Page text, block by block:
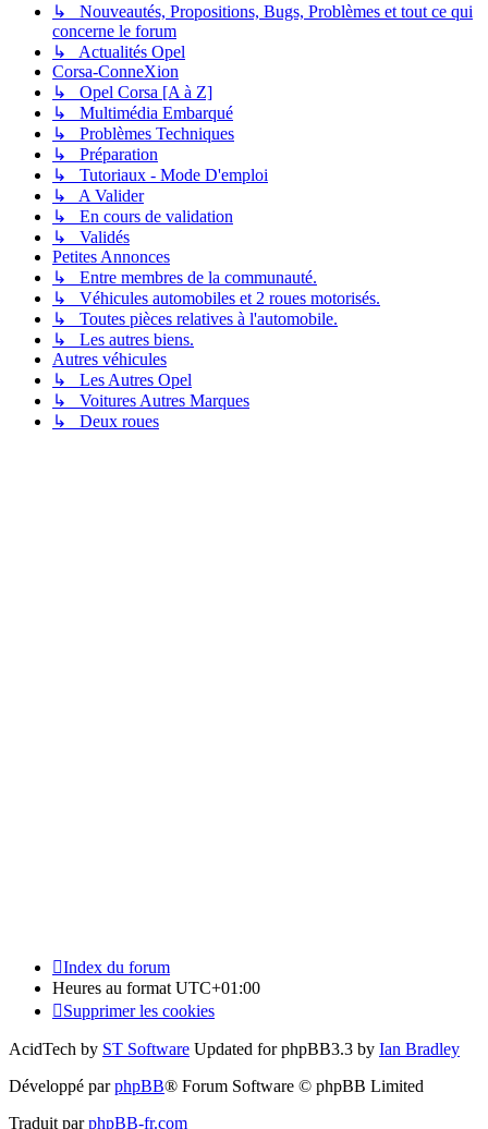
↳ Nouveautés, Propositions, Bugs, Problèmes et tout ce qui
concerne le forum
↳ Actualités Opel
Corsa-ConneXion
↳ Opel Corsa [A à Z]
↳ Multimédia Embarqué
↳ Problèmes Techniques
↳ Préparation
↳ Tutoriaux - Mode D'emploi
↳ A Valider
↳ En cours de validation
↳ Validés
Petites Annonces
↳ Entre membres de la communauté.
↳ Véhicules automobiles et 2 roues motorisés.
↳ Toutes pièces relatives à l'automobile.
↳ Les autres biens.
Autres véhicules
↳ Les Autres Opel
↳ Voitures Autres Marques
↳ Deux roues
Index du forum
Heures au format UTC+01:00
Supprimer les cookies
AcidTech by ST Software Updated for phpBB3.3 by Ian Bradley
Développé parphpBB® Forum Software © phpBB Limited
Traduit parphpBB-fr.com